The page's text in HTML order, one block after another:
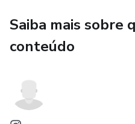
Saiba mais sobre
conteúdo